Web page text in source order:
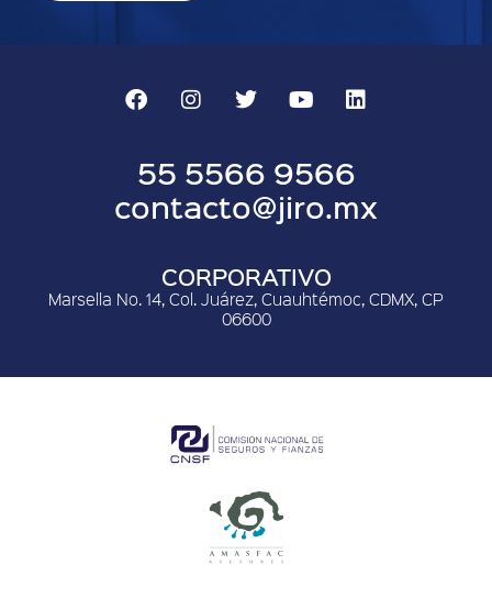
55 5566 9566
contacto@jiro.mx
CORPORATIVO
Marsella No. 14, Col. Juárez, Cuauhtémoc, CDMX, CP
06600